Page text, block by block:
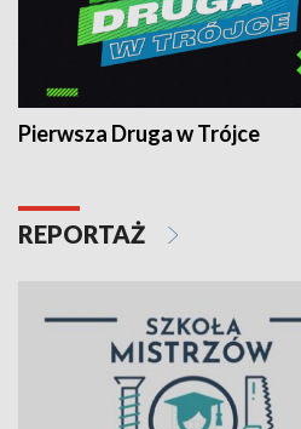
Pierwsza Druga w Trójce
REPORTAŻ